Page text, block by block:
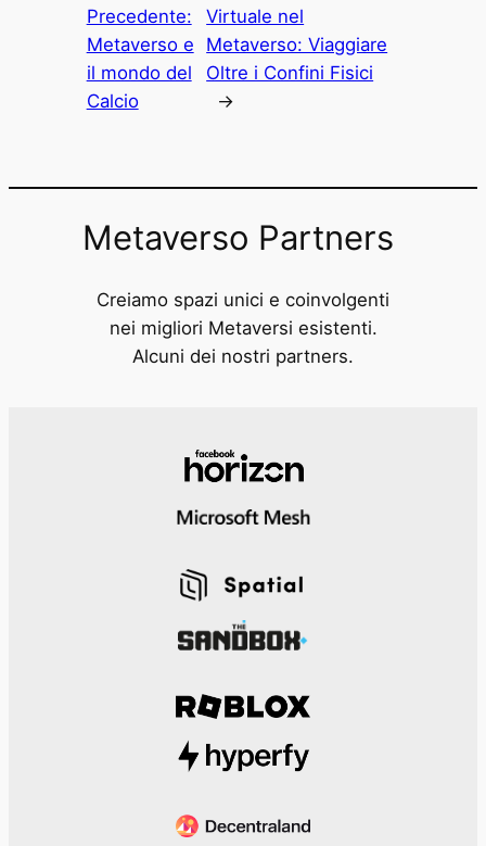
Precedente:
Metaverso e
il mondo del
Calcio
Virtuale nel
Metaverso: Viaggiare
Oltre i Confini Fisici
→
Metaverso Partners
Creiamo spazi unici e coinvolgenti
nei migliori Metaversi esistenti.
Alcuni dei nostri partners.